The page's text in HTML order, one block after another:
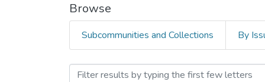
Browse
Subcommunities and Collections By
Browsing Produção